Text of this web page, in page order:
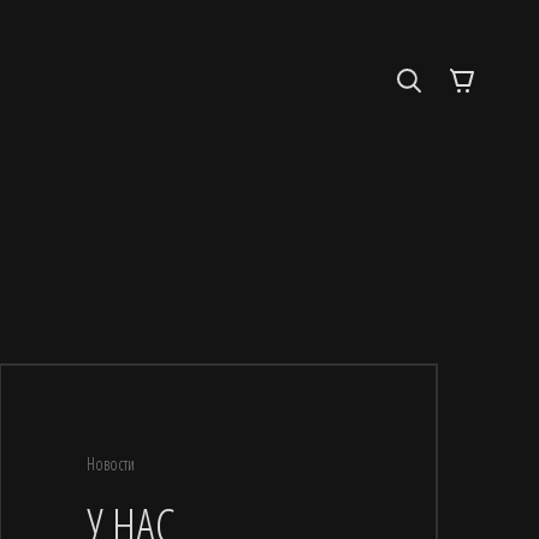
Новости
У НАС